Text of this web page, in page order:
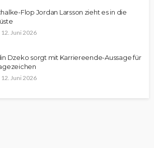
Flop Jordan Larsson zieht es in die
12. Juni 2026
Dzeko sorgt mit Karriereende-Aussage für
12. Juni 2026